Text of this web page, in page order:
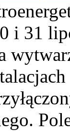
i 31